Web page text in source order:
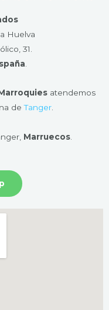
Huelva
31.
.
atendemos
deTanger.
Marruecos.